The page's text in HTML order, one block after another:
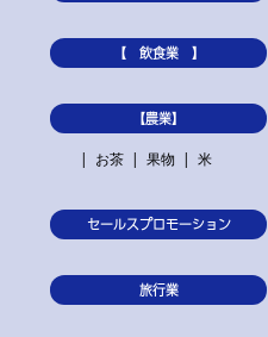
【 飲食業 】
【農業】
お茶
果物 米
セールスプロモーション
旅行業